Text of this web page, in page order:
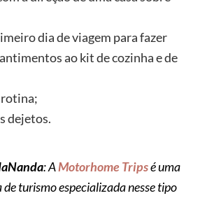
dia de viagem para fazer
ao kit de cozinha e de
rotina;
dejetos.
: AMotorhome Tripsé uma
de turismo especializada nesse tipo